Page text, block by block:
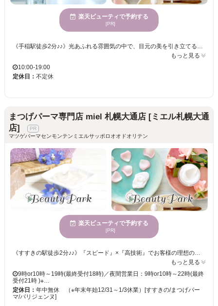
楽天ビューティで予約する
[PR]
《手稲駅徒歩2分♪♪》光あふれる雰囲気の中で、目元の美を引き立てる時間を提供！マツエク技術に優れたスタッフが、一人ひとりの理想を叶えます☆様々な世代に愛される、どんな方にも嬉しいサロン！ MAQUIA 手稲駅前店は、心が弾むような広々とした空間でお客様をお迎えします。幅広く様々な年齢層のお客様に親しまれ、トレンドを踏まえたマツエクが得意です。まつげの美しさを引き立てるための丁寧な施術と繊細な技術を駆使し、お客様の理想に近づけます。自分の魅力を最大限に引き出したい方、個性的でありながら自然な仕上がりを求める方にぴったりのサロンです。MAQUIA 手稲駅前店は、お手頃価格で何度でも楽しめるところも嬉しいポイントです。気持ちのよい明るさの中で、理想のまつげに出会う時間をお過ごしください。
もっと見る
10:00-19:00
定休日： 不定休
まつげパーマ専門店 miel 札幌大通店 [ミエル札幌大通
店]
マツゲパーマセンモンテンミエルサッポロオオドオリテン
楽天ビューティで予約する
[PR]
《すすきの駅徒歩2分♪♪》『スピード』×『高技術』でお客様の理想の目元を叶える為、お手頃価格でマツエク・まつげパーマをご提供◎居心地の良い半個室&夢見心地リクライニングチェアでゆっくりお過ごし下さい♪ miel札幌大通店はお客様に満足頂けるような、高い技術・接客・提案力で「なりたい目元を叶える」を大切にしています。 . そのおかげで、まつげパーマが上手なサロンと特集されたことも♪ ぜひエリアTOPクラスのお手頃価格でまつげパーマやパリジェンヌラッシュリフトをお楽しみください！ . miel（ミエル）とは、フランス語でハチミツ*。 . 【電話予約について】サロンからのお願い 当店はご来店中のお客様との時間を大切にするため、お電話でのご予約ですとお待たせしてしまう場合があります。 また、楽天ビューティー経由のお電話は、予約専用のためお客様のお電話番号がわからず、折り返しが出来かねます。 大変恐縮ですが、楽天ビューティー等のネット予約からご予約をお願いいたします。
もっと見る
9時or10時～19時(最終受付18時)／夜間営業日：9時or10時～22時(最終
受付21時 )※…
定休日： 年中無休 （※年末年始12/31～1/3休業）[すすきの/まつげパー
マ/パリジェンヌ]